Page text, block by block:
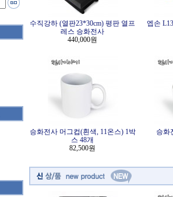
수직강하 (열판23*30cm) 평판 열프
레스 승화전사
440,000원
엡손
승화전사 머그컵(흰색, 11온스) 1박
스 48개
82,500원
승화